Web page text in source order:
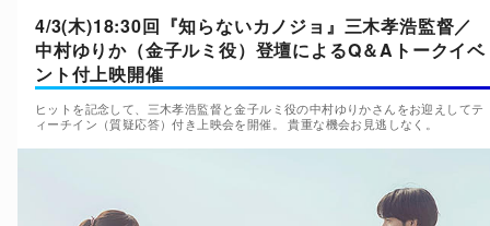
4/3(木)18:30回『知らないカノジョ』三木孝浩監督／
中村ゆりか（金子ルミ役）登壇によるQ＆Aトークイベ
ント付上映開催
ヒットを記念して、三木孝浩監督と金子ルミ役の中村ゆりかさんをお迎えしてテ
ィーチイン（質疑応答）付き上映会を開催。 貴重な機会お見逃しなく。